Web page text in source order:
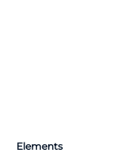
Elements